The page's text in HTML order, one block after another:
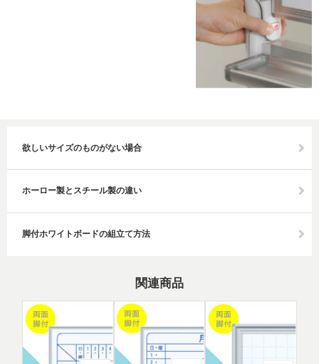
欲しいサイズのものがない場合
ホーロー製とスチール製の違い
脚付ホワイトボードの組立て方法
関連商品